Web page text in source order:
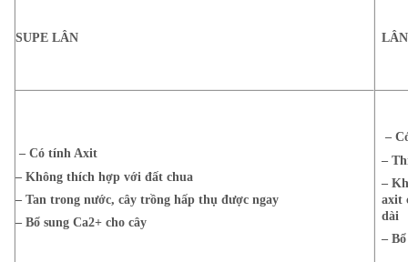
SUPE LÂN
– Có tính Axit
– Không thích hợp với đất chua
– Tan trong nước, cây trồng hấp thụ được ngay
– Bổ sung Ca2+ cho cây
–
–
–
axit
dài
–